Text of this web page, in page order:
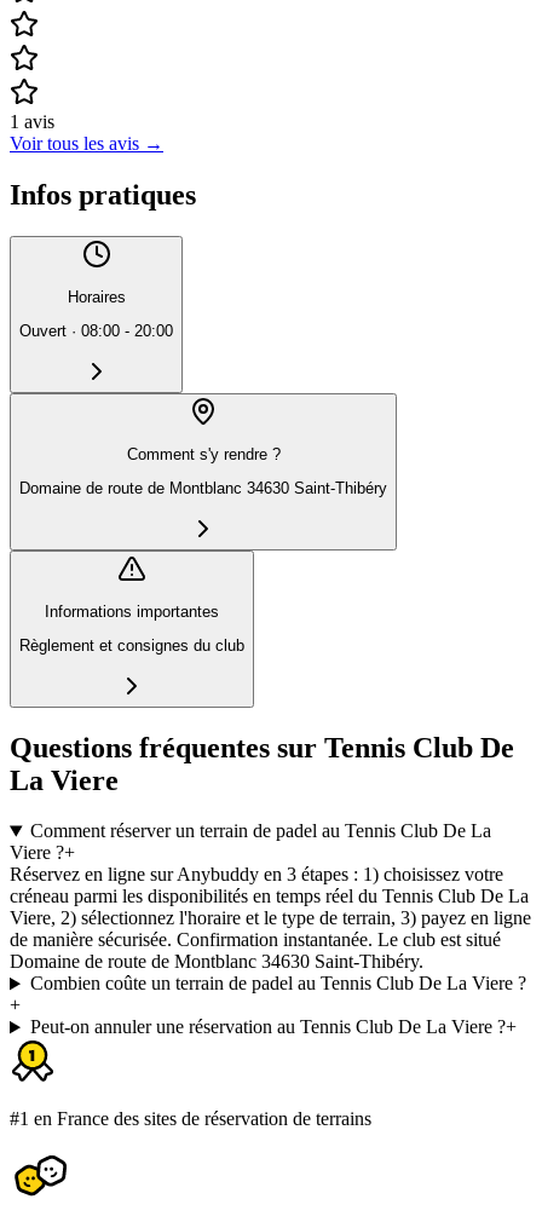
1 avis
Voir tous les avis →
Infos pratiques
Horaires
Ouvert · 08:00 - 20:00
Comment s'y rendre ?
Domaine de route de Montblanc 34630 Saint-Thibéry
Informations importantes
Règlement et consignes du club
Questions fréquentes sur Tennis Club De
La Viere
Comment réserver un terrain de padel au Tennis Club De La
Viere ?+
Réservez en ligne sur Anybuddy en 3 étapes : 1) choisissez votre
créneau parmi les disponibilités en temps réel du Tennis Club De La
Viere, 2) sélectionnez l'horaire et le type de terrain, 3) payez en ligne
de manière sécurisée. Confirmation instantanée. Le club est situé
Domaine de route de Montblanc 34630 Saint-Thibéry.
Combien coûte un terrain de padel au Tennis Club De La Viere ?
+
Peut-on annuler une réservation au Tennis Club De La Viere ?+
#1 en France des sites de réservation de terrains